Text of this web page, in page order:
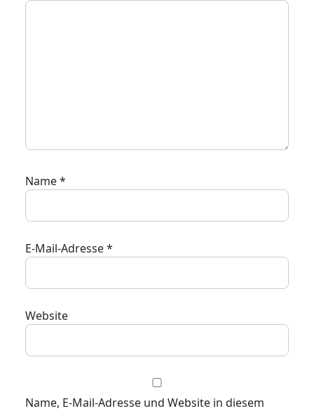
Name*
E-Mail-Adresse*
Website
Name, E-Mail-Adresse und Website in diesem